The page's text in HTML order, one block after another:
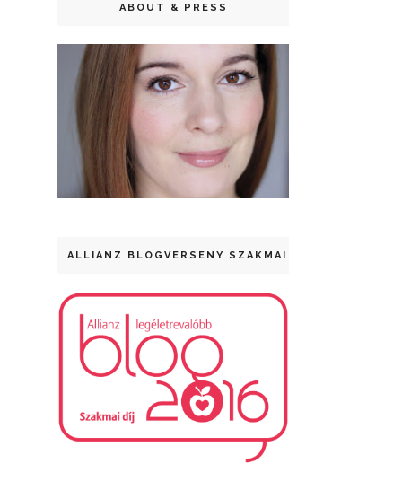
ABOUT & PRESS
ALLIANZ BLOGVERSENY SZAKMAI DÍJ